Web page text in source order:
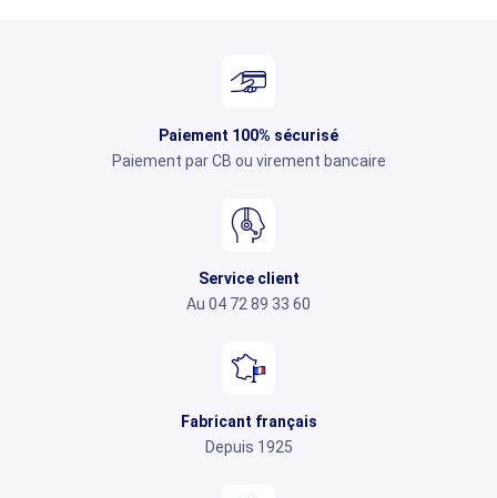
Paiement 100% sécurisé
Paiement par CB ou virement bancaire
Service client
Au 04 72 89 33 60
Fabricant français
Depuis 1925